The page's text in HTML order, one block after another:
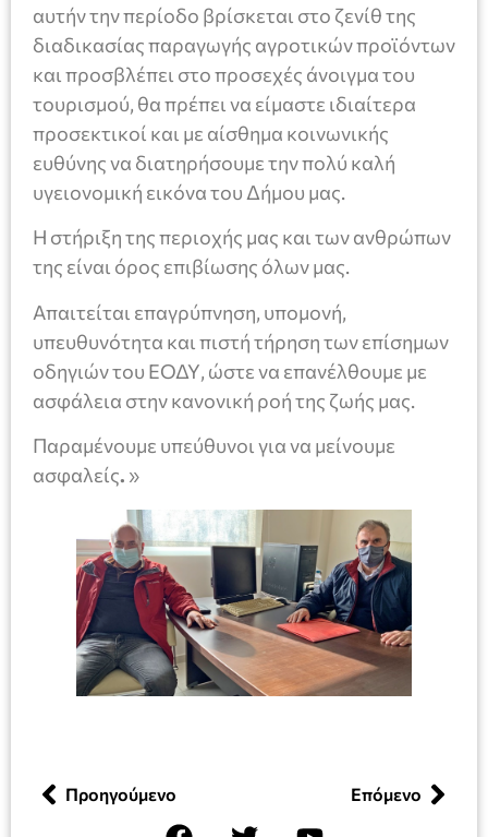
αυτήν την περίοδο βρίσκεται στο ζενίθ της
διαδικασίας παραγωγής αγροτικών προϊόντων
και προσβλέπει στο προσεχές άνοιγμα του
τουρισμού, θα πρέπει να είμαστε ιδιαίτερα
προσεκτικοί και με αίσθημα κοινωνικής
ευθύνης να διατηρήσουμε την πολύ καλή
υγειονομική εικόνα του Δήμου μας.
Η στήριξη της περιοχής μας και των ανθρώπων
της είναι όρος επιβίωσης όλων μας.
Απαιτείται επαγρύπνηση, υπομονή,
υπευθυνότητα και πιστή τήρηση των επίσημων
οδηγιών του ΕΟΔΥ, ώστε να επανέλθουμε με
ασφάλεια στην κανονική ροή της ζωής μας.
Παραμένουμε υπεύθυνοι για να μείνουμε
ασφαλείς. »
Προηγούμενο Επόμενο